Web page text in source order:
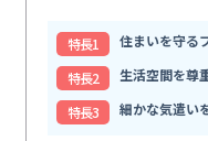
特⻑1
住まいを守る
特⻑2
生活空間を尊
特⻑3
細かな気遣い